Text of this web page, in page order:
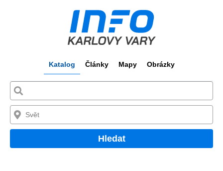
Katalog Články Mapy Obrázky
Hledat